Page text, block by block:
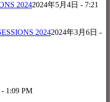
20242024年5月4日 - 7:21
20242024年3月6日 -
1:09 PM